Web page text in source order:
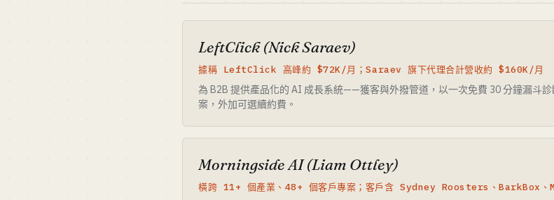
LeftClick (Nick Saraev)
據稱 LeftClick 高峰約 $72K/月；Saraev 旗下代理合計營收約 $160K/月
為 B2B 提供產品化的 AI 成長系統——獲客與外撥管道，以一次免費 30 分鐘漏斗
案，外加可選續約費。
Morningside AI (Liam Ottley)
橫跨 11+ 個產業、48+ 個客戶專案；客戶含 Sydney Roosters、BarkBox